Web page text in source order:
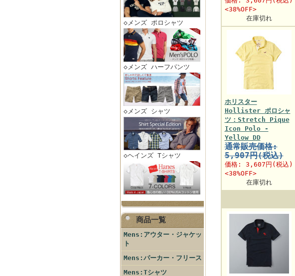
◇メンズ ポロシャツ
◇メンズ ハーフパンツ
◇メンズ シャツ
◇ヘインズ Tシャツ
商品一覧
Mens:アウター・ジャケッ
ト
Mens:パーカー・フリース
Mens:Tシャツ
<38%OFF>
在庫切れ
ホリスター
Hollister ポロシャ
ツ：Stretch Pique
Icon Polo -
Yellow DD
通常販売価格:
5,907円(税込)
価格: 3,607円 (税込)
<38%OFF>
在庫切れ